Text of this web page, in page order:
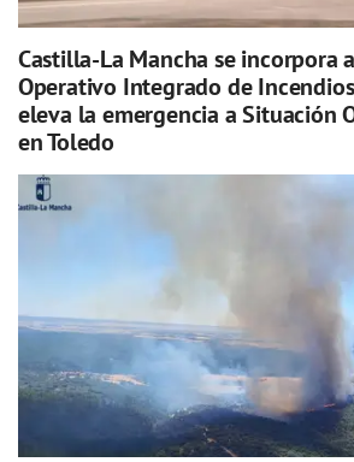
Castilla-La Mancha se incorpora
Operativo Integrado de
eleva la emergencia a Situación
en Toledo